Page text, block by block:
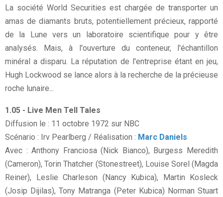
La société World Securities est chargée de transporter un
amas de diamants bruts, potentiellement précieux, rapporté
de la Lune vers un laboratoire scientifique pour y être
analysés. Mais, à l'ouverture du conteneur, l'échantillon
minéral a disparu. La réputation de l'entreprise étant en jeu,
Hugh Lockwood se lance alors à la recherche de la précieuse
roche lunaire...
1.05 - Live Men Tell Tales
Diffusion le : 11 octobre 1972 sur NBC
Scénario : Irv Pearlberg / Réalisation : Marc Daniels
Avec : Anthony Franciosa (Nick Bianco), Burgess Meredith
(Cameron), Torin Thatcher (Stonestreet), Louise Sorel (Magda
Reiner), Leslie Charleson (Nancy Kubica), Martin Kosleck
(Josip Dijilas), Tony Matranga (Peter Kubica) Norman Stuart